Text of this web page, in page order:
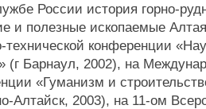
России история горно-
и полезные ископаемые
технической конференции
(г Барнаул, 2002), на
«Гуманизм и
Алтайск, 2003), на 11-ом